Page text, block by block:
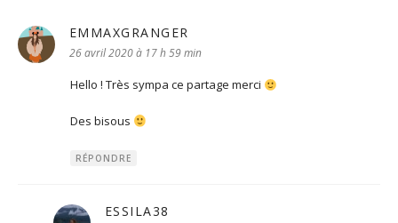
EMMAXGRANGER
26 avril 2020 à 17 h 59 min
Hello ! Très sympa ce partage merci
Des bisous
RÉPONDRE
ESSILA38